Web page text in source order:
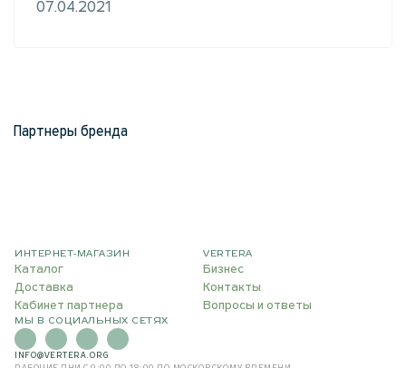
07.04.2021
Партнеры бренда
ИНТЕРНЕТ-МАГАЗИН
Каталог
Доставка
Кабинет партнера
VERTERA
Бизнес
Контакты
Вопросы и ответы
МЫ В СОЦИАЛЬНЫХ СЕТЯХ
INFO@VERTERA.ORG